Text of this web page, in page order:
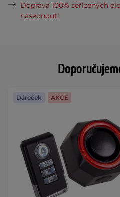
Dáreček AKCE
Doprava 100% seřízených
nasednout!